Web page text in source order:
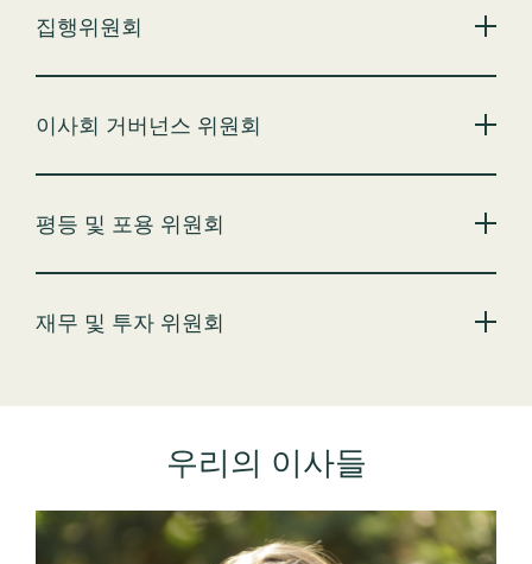
집행위원회
이사회 거버넌스 위원회
평등 및 포용 위원회
재무 및 투자 위원회
우리의 이사들